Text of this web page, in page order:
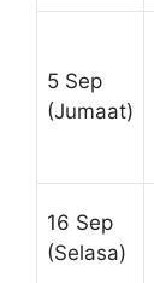
5 Sep
(Jumaat)
16 Sep
(Selasa)